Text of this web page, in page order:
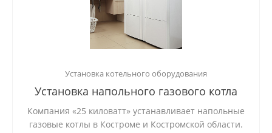
Установка котельного оборудования
Установка напольного газового котла
Компания «25 киловатт» устанавливает напольные
газовые котлы в Костроме и Костромской области.